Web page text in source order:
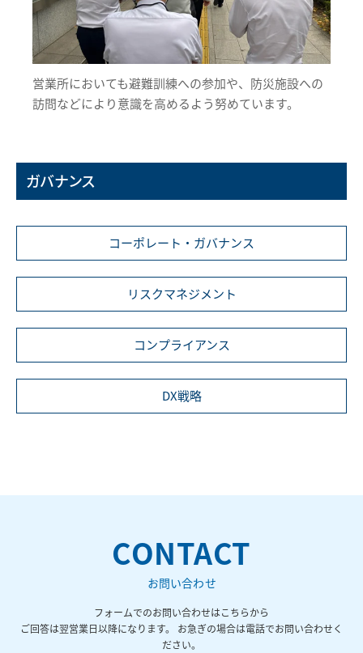
営業所においても避難訓練への参加や、防災施設への
訪問などにより意識を高めるよう努めています。
ガバナンス
コーポレート・ガバナンス
リスクマネジメント
コンプライアンス
DX戦略
CONTACT
お問い合わせ
フォームでのお問い合わせはこちらから
ご回答は翌営業日以降になります。 お急ぎの場合は電話でお問い合わせく
ださい。